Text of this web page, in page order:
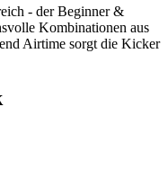
- der Beginner &
Kombinationen aus
Airtime sorgt die Kicker